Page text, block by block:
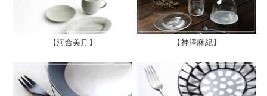
河合美月 神澤麻紀